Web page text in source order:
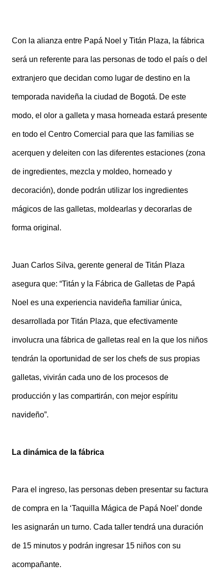
Con la alianza entre Papá Noel y Titán Plaza, la fábrica
será un referente para las personas de todo el país o del
extranjero que decidan como lugar de destino en la
temporada navideña la ciudad de Bogotá. De este
modo, el olor a galleta y masa horneada estará presente
en todo el Centro Comercial para que las familias se
acerquen y deleiten con las diferentes estaciones (zona
de ingredientes, mezcla y moldeo, horneado y
decoración), donde podrán utilizar los ingredientes
mágicos de las galletas, moldearlas y decorarlas de
forma original.
Juan Carlos Silva, gerente general de Titán Plaza
asegura que: “Titán y la Fábrica de Galletas de Papá
Noel es una experiencia navideña familiar única,
desarrollada por Titán Plaza, que efectivamente
involucra una fábrica de galletas real en la que los niños
tendrán la oportunidad de ser los chefs de sus propias
galletas, vivirán cada uno de los procesos de
producción y las compartirán, con mejor espíritu
navideño”.
La dinámica de la fábrica
Para el ingreso, las personas deben presentar su factura
de compra en la ‘Taquilla Mágica de Papá Noel’ donde
les asignarán un turno. Cada taller tendrá una duración
de 15 minutos y podrán ingresar 15 niños con su
acompañante.